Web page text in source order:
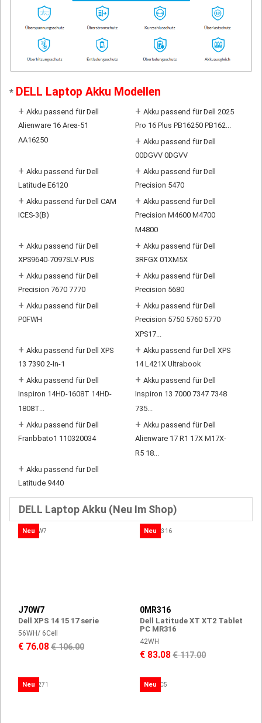
* DELL Laptop Akku Modellen
+ Akku passend für Dell
Alienware 16 Area-51
AA16250
+ Akku passend für Dell 2025
Pro 16 Plus PB16250 PB162...
+ Akku passend für Dell
00DGVV 0DGVV
+ Akku passend für Dell
Latitude E6120
+ Akku passend für Dell
Precision 5470
+ Akku passend für Dell CAM
ICES-3(B)
+ Akku passend für Dell
Precision M4600 M4700
M4800
+ Akku passend für Dell
XPS9640-7097SLV-PUS
+ Akku passend für Dell
3RFGX 01XM5X
+ Akku passend für Dell
Precision 7670 7770
+ Akku passend für Dell
Precision 5680
+ Akku passend für Dell
P0FWH
+ Akku passend für Dell
Precision 5750 5760 5770
XPS17...
+ Akku passend für Dell XPS
13 7390 2-In-1
+ Akku passend für Dell XPS
14 L421X Ultrabook
+ Akku passend für Dell
Inspiron 14HD-1608T 14HD-
1808T...
+ Akku passend für Dell
Inspiron 13 7000 7347 7348
735...
+ Akku passend für Dell
Franbbato1 110320034
+ Akku passend für Dell
Alienware 17 R1 17X M17X-
R5 18...
+ Akku passend für Dell
Latitude 9440
DELL Laptop Akku (Neu Im Shop)
Neu
J70W7
Dell XPS 14 15 17 serie
56WH/ 6Cell
€ 76.08€ 106.00
Neu
0MR316
Dell Latitude XT XT2 Tablet
PC MR316
42WH
€ 83.08€ 117.00
Neu Neu